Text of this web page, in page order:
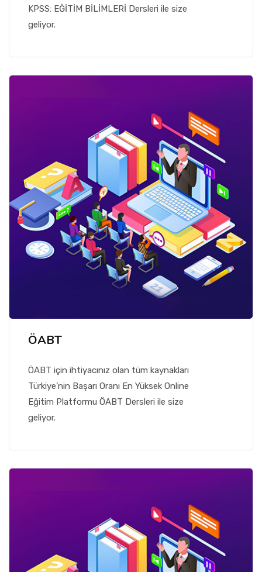
KPSS: EĞİTİM BİLİMLERİ Dersleri ile size
geliyor.
ÖABT
ÖABT için ihtiyacınız olan tüm kaynakları
Türkiye’nin Başarı Oranı En Yüksek Online
Eğitim Platformu ÖABT Dersleri ile size
geliyor.